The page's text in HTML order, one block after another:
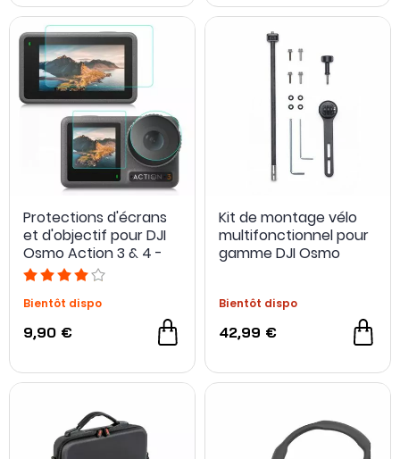
Protections d'écrans
et d'objectif pour DJI
Osmo Action 3 & 4 -
Puluz
Bientôt dispo
9,90 €
Kit de montage vélo
multifonctionnel pour
gamme DJI Osmo
Bientôt dispo
42,99 €